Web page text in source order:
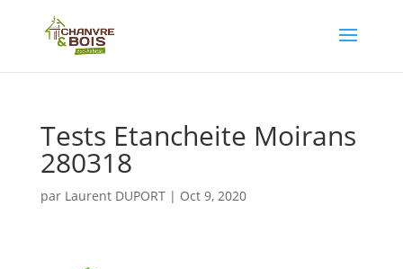
Tests Etancheite Moirans
280318
par Laurent DUPORT| Oct 9, 2020